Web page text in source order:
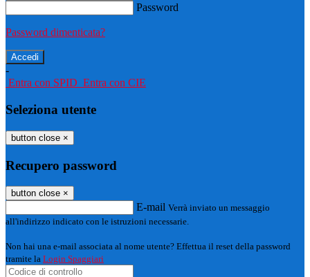
Password
Password dimenticata?
-
Entra con SPID Entra con CIE
Seleziona utente
button close ×
Recupero password
button close ×
E-mail Verrà inviato un messaggio
all'indirizzo indicato con le istruzioni necessarie.
Non hai una e-mail associata al nome utente? Effettua il reset della password
tramite la Login Spaggiari